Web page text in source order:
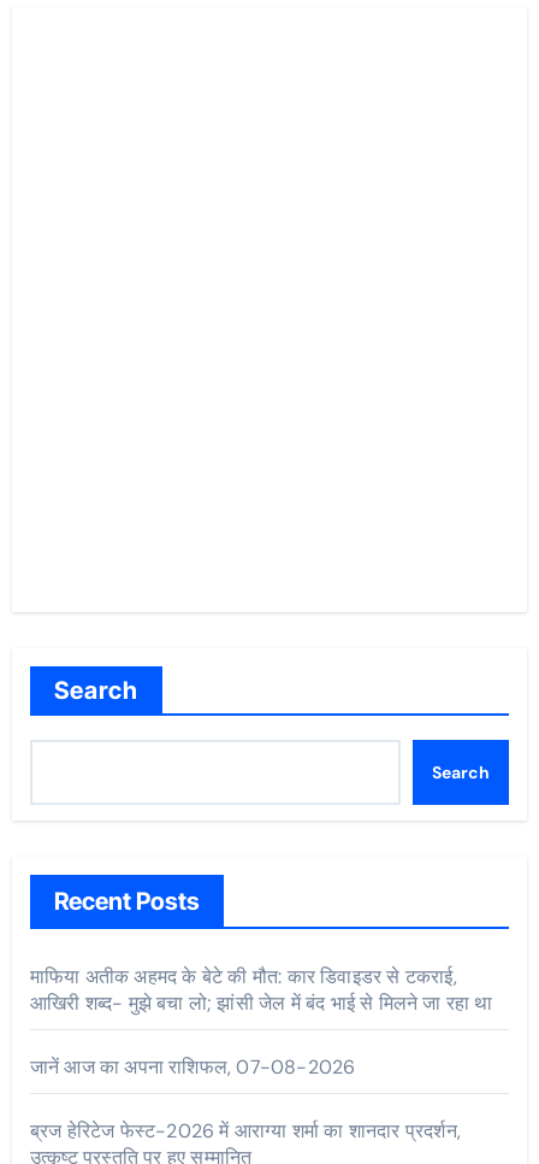
Search
Search
Recent Posts
माफिया अतीक अहमद के बेटे की मौत: कार डिवाइडर से टकराई,
आखिरी शब्द- मुझे बचा लो; झांसी जेल में बंद भाई से मिलने जा रहा था
जानें आज का अपना राशिफल, 07-08-2026
ब्रज हेरिटेज फेस्ट-2026 में आराग्या शर्मा का शानदार प्रदर्शन,
उत्कृष्ट प्रस्तुति पर हुए सम्मानित